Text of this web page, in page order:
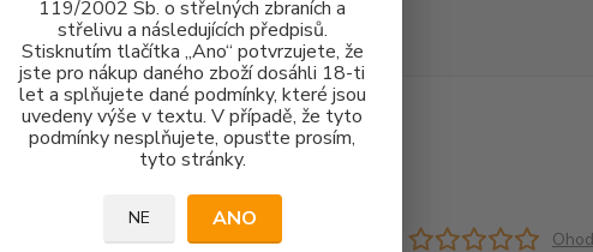
119/2002 Sb. o střelných zbraních a
střelivu a následujících předpisů.
Stisknutím tlačítka „Ano“ potvrzujete, že
jste pro nákup daného zboží dosáhli 18-ti
let a splňujete dané podmínky, které jsou
uvedeny výše v textu. V případě, že tyto
podmínky nesplňujete, opusťte prosím,
tyto stránky.
NE ANO
Hledat
SB 30-30 WIN. - SP
- SP